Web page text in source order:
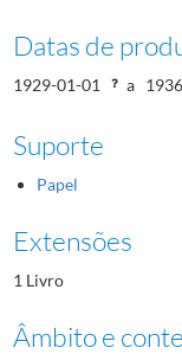
Datas de
1929-01-01 a
Suporte
Papel
Extensões
1 Livro
Âmbito e